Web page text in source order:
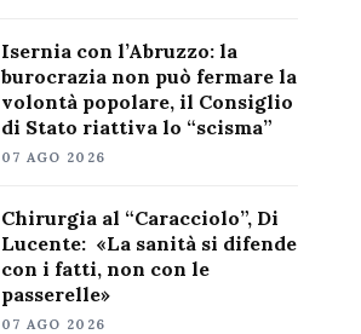
Isernia con l’Abruzzo: la
burocrazia non può fermare la
volontà popolare, il Consiglio
di Stato riattiva lo “scisma”
07 AGO 2026
Chirurgia al “Caracciolo”, Di
Lucente: «La sanità si difende
con i fatti, non con le
passerelle»
07 AGO 2026